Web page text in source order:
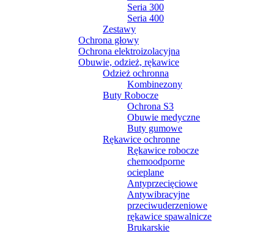
Seria 300
Seria 400
Zestawy
Ochrona głowy
Ochrona elektroizolacyjna
Obuwie, odzież, rękawice
Odzież ochronna
Kombinezony
Buty Robocze
Ochrona S3
Obuwie medyczne
Buty gumowe
Rękawice ochronne
Rękawice robocze
chemoodporne
ocieplane
Antyprzecięciowe
Antywibracyjne
przeciwuderzeniowe
rękawice spawalnicze
Brukarskie